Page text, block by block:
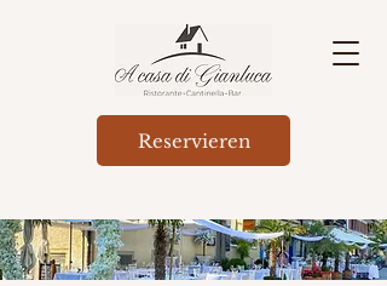
Reservieren